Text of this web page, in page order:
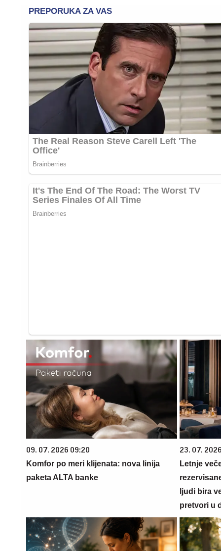
09. 07. 2026 09:20
Komfor po meri klijenata: nova linija
paketa ALTA banke
23. 07.
Letnje
ljudi bira
pretvori u